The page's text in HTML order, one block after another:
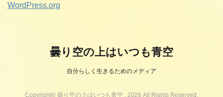
WordPress.org
曇り空の上はいつも青空
自分らしく生きるためのメディア
Copyright© 曇り空の上はいつも青空 , 2026 All Rights Reserved.